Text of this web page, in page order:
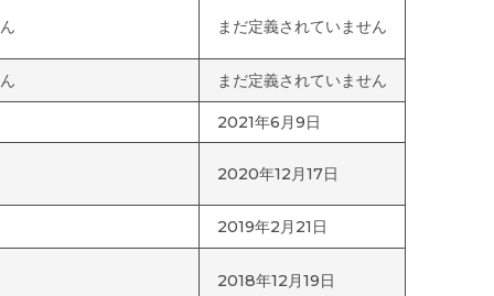
まだ定義されていません
まだ定義されていません
2021年6月9日
2020年12月17日
2019年2月21日
2018年12月19日